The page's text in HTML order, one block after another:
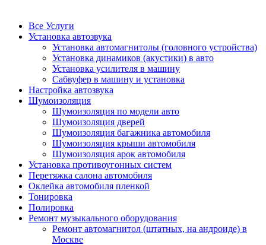
Все Услуги
Установка автозвука
Установка автомагнитолы (головного устройства)
Установка динамиков (акустики) в авто
Установка усилителя в машину
Сабвуфер в машину и установка
Настройка автозвука
Шумоизоляция
Шумоизоляция по модели авто
Шумоизоляция дверей
Шумоизоляция багажника автомобиля
Шумоизоляция крыши автомобиля
Шумоизоляция арок автомобиля
Установка противоугонных систем
Перетяжка салона автомобиля
Оклейка автомобиля пленкой
Тонировка
Полировка
Ремонт музыкального оборудования
Ремонт автомагнитол (штатных, на андроиде) в
Москве